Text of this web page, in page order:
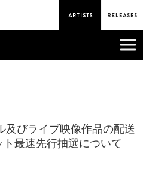
及びライブ映像作品の配送
最速先行抽選について